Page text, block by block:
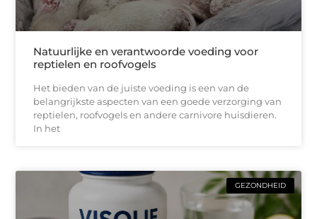
Natuurlijke en verantwoorde voeding voor
reptielen en roofvogels
Het bieden van de juiste voeding is een van de
belangrijkste aspecten van een goede verzorging van
reptielen, roofvogels en andere carnivore huisdieren.
In het
GEZONDHEID